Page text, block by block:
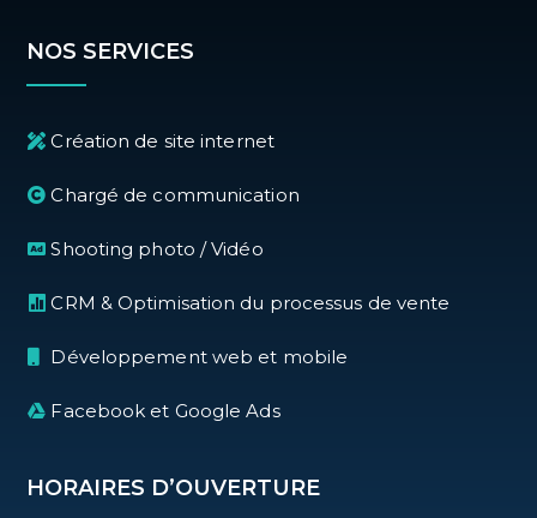
NOS SERVICES
Création de site internet
Chargé de communication
Shooting photo / Vidéo
CRM & Optimisation du processus de vente
Développement web et mobile
Facebook et Google Ads
HORAIRES D’OUVERTURE